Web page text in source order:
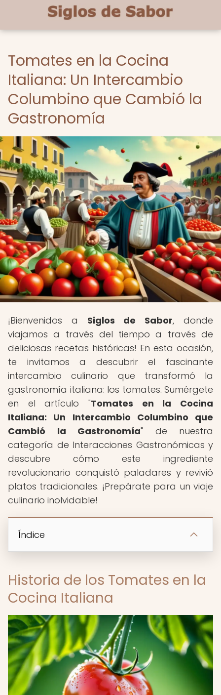
Tomates en la Cocina
Italiana: Un Intercambio
Columbino que Cambió la
Gastronomía
¡Bienvenidos a Siglos de Sabor, donde
viajamos a través del tiempo a través de
deliciosas recetas históricas! En esta ocasión,
te invitamos a descubrir el fascinante
intercambio culinario que transformó la
gastronomía italiana: los tomates. Sumérgete
en el artículo "Tomates en la Cocina
Italiana: Un Intercambio Columbino que
Cambió la Gastronomía" de nuestra
categoría de Interacciones Gastronómicas y
descubre cómo este ingrediente
revolucionario conquistó paladares y revivió
platos tradicionales. ¡Prepárate para un viaje
culinario inolvidable!
Índice
Historia de los Tomates en la
Cocina Italiana